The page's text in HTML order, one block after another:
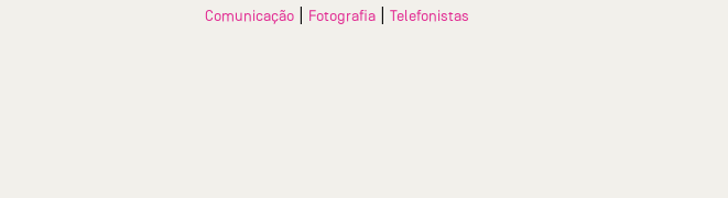
Comunicação Fotografia |Telefonistas